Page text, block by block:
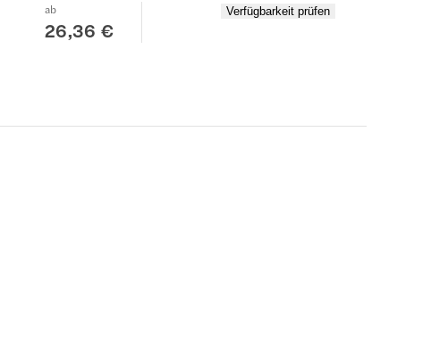
ab
26,36 €
Verfügbarkeit prüfen